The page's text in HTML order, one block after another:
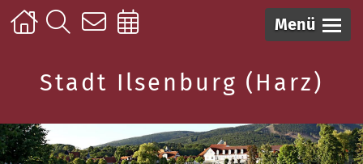
Menü
Stadt Ilsenburg (Harz)